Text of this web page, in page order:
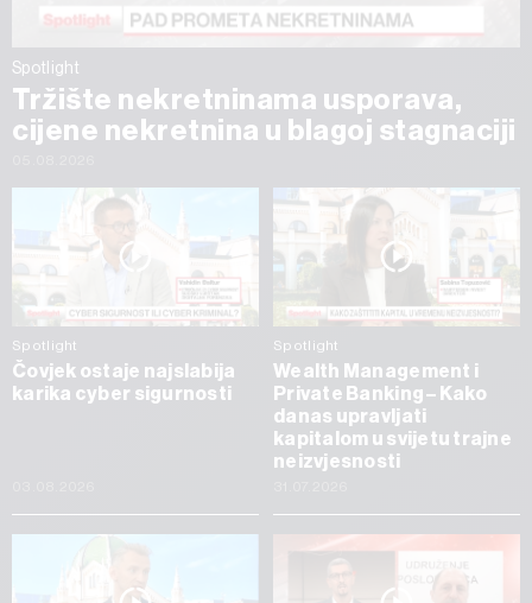
Spotlight
Tržište nekretninama usporava,
cijene nekretnina u blagoj stagnaciji
Spotlight
Čovjek ostaje najslabija
karika cyber sigurnosti
Spotlight
Wealth Management i
Private Banking – Kako
danas upravljati
kapitalom u svijetu trajne
neizvjesnosti